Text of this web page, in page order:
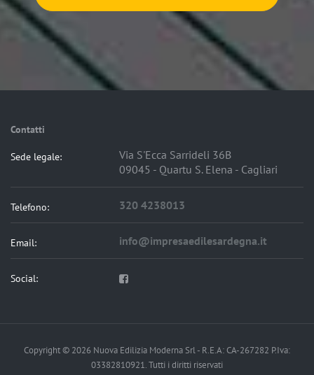
Contatti
Sede legale:
Via S'Ecca Sarrideli 36B
09045 - Quartu S. Elena - Cagliari
Telefono: 320 4238013
Email: info@impresaedilesardegna.it
Social:
Copyright © 2026 Nuova Edilizia Moderna Srl - R.E.A: CA-267282 P.Iva:
03382810921. Tutti i diritti riservati